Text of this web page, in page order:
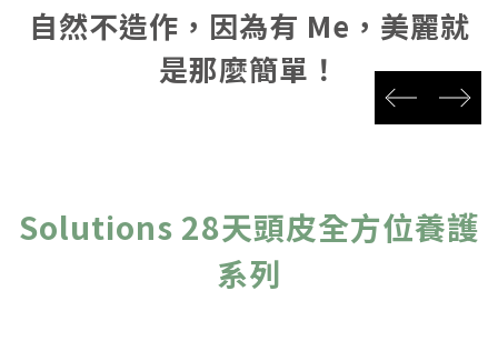
自然不造作，因為有 Me，美麗就
是那麼簡單！
prev next
Solutions 28天頭皮全方位養護
系列